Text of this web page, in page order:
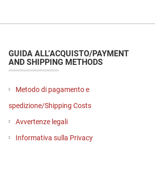
GUIDA ALL’ACQUISTO/PAYMENT
AND SHIPPING METHODS
Metodo di pagamento e
spedizione/Shipping Costs
Avvertenze legali
Informativa sulla Privacy